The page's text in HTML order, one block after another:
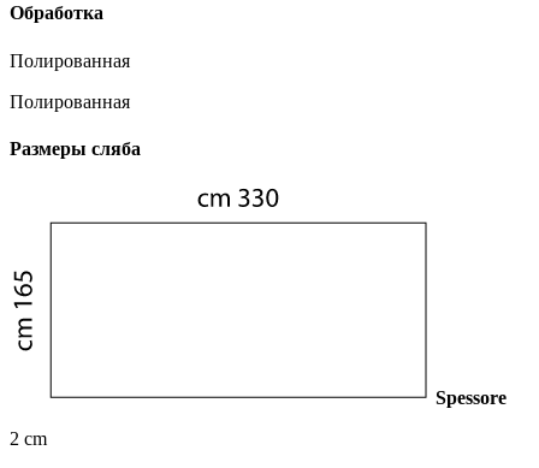
Обработка
Полированная
Полированная
Размеры сляба
Spessore
2 cm